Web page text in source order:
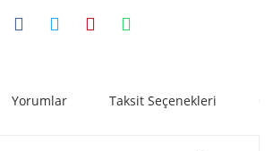
Yorumlar Taksit Seçenekleri